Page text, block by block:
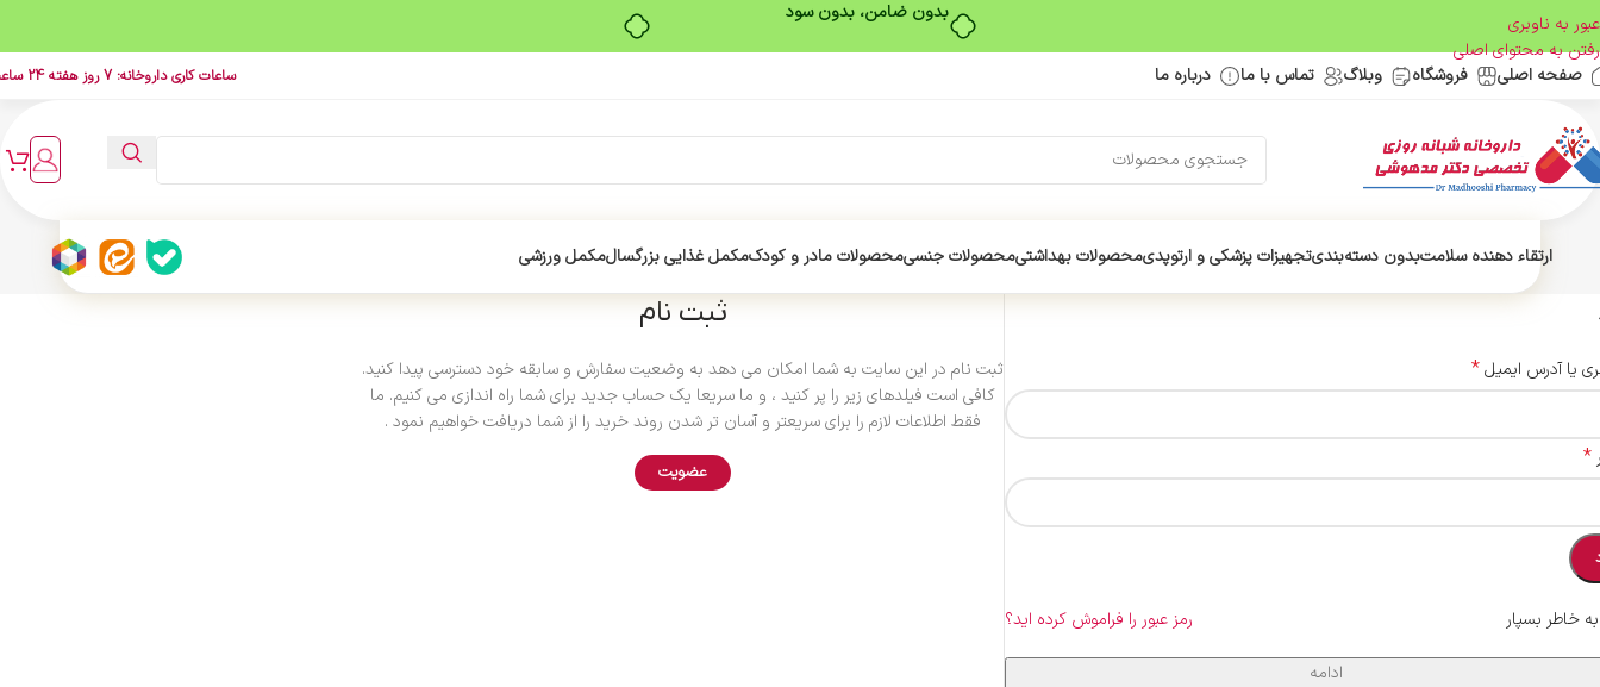
بدون ضامن، بدون سود
عبور به ناوبری
رفتن به محتوای اصلی
صفحه اصلی
فروشگاه وبلاگ تماس با ما درباره ما ساعات کاری داروخانه: 7 روز هفته 24 ساعت
ارتقاء دهنده سلامتبدون دسته‌بندیتجهیزات پزشکی و ارتوپدیمحصولات بهداشتیمحصولات جنسیمحصولات مادر و کودکمکمل غذایی بزرگسالمکمل ورزشی
یا آدرس ایمیل*
*
رمز عبور را فراموش کرده اید؟ خاطر بسپار
ادامه
ثبت نام
ثبت نام در این سایت به شما امکان می دهد به وضعیت سفارش و سابقه خود دسترسی پیدا کنید.
کافی است فیلدهای زیر را پر کنید ، و ما سریعا یک حساب جدید برای شما راه اندازی می کنیم. ما
فقط اطلاعات لازم را برای سریعتر و آسان تر شدن روند خرید را از شما دریافت خواهیم نمود .
عضویت